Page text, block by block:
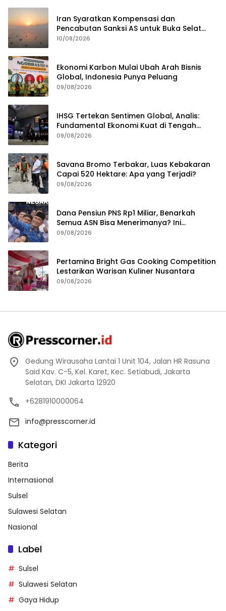
Iran Syaratkan Kompensasi dan
Pencabutan Sanksi AS untuk Buka Selat
Hormuz
10/08/2026
Ekonomi Karbon Mulai Ubah Arah Bisnis
Global, Indonesia Punya Peluang
09/08/2026
IHSG Tertekan Sentimen Global, Analis:
Fundamental Ekonomi Kuat di Tengah
Volatilitas
09/08/2026
Savana Bromo Terbakar, Luas Kebakaran
Capai 520 Hektare: Apa yang Terjadi?
09/08/2026
Dana Pensiun PNS Rp1 Miliar, Benarkah
Semua ASN Bisa Menerimanya? Ini
Penjelasannya
09/08/2026
Pertamina Bright Gas Cooking Competition
Lestarikan Warisan Kuliner Nusantara
09/08/2026
Gedung Wirausaha Lantai 1 Unit 104, Jalan HR Rasuna
Said Kav. C-5, Kel. Karet, Kec. Setiabudi, Jakarta
Selatan, DKI Jakarta 12920
+6281910000064
info@presscorner.id
Kategori
Berita
Internasional
Sulsel
Sulawesi Selatan
Nasional
Label
Sulsel
Sulawesi Selatan
Gaya Hidup